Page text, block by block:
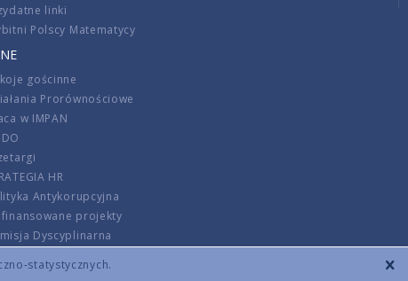
statystycznych.
linki
Polscy Matematycy
gościnne
Prorównościowe
w IMPAN
HR
Antykorupcyjna
projekty
Dyscyplinarna
opłat